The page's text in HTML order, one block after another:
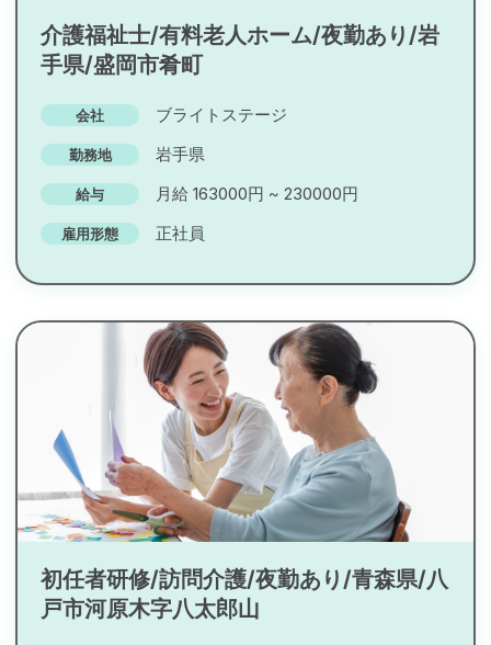
介護福祉士/有料老人ホーム/夜勤あり/岩
手県/盛岡市肴町
会社 ブライトステージ
勤務地 岩手県
給与 月給 163000円 ~ 230000円
雇用形態 正社員
初任者研修/訪問介護/夜勤あり/青森県/八
戸市河原木字八太郎山